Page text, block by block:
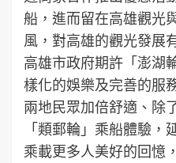
船，進而留在高雄觀光
風，對高雄的觀光發展
高雄市政府期許「澎湖
樣化的娛樂及完善的服
兩地民眾加倍舒適、除
「類郵輪」乘船體驗，
乘載更多人美好的回憶